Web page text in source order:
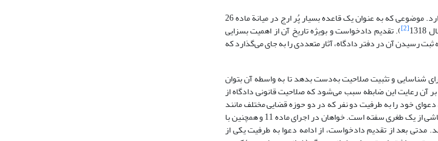
سرنامه بالا در حقوق آیینی و آیین صلاحیت، به مناط صلاحیت دادگاه در تاریخ تقدیم دادخواست شهرت قانونی دارد. موضوعی که به عنوان یک قاعده بسیار پُر ارج در میانة ماده 26
[2] ). تقدیم دادخواست و بویژه تاریخ آن از اهمیت بسزایی
رسیدن آن در دفتر دادگاه، آثار متعددی را به جای می‌گذارد که
ملاک و معیاری زمانی برای شناسایی و تثبیت صلاحیت به‌دست بدهد تا به واسطه آن بتوان
آن رعایت این ضابطه سبب می‌شود که صلاحیت قانونی دادگاه از
خود را به طرفیت دو نفر که در دو حوزه قضایی مختلف مانند
اراک و تبریز اقامت دارند، مطرح کند. موضوع دعوا محکومیت تضامنی خواندگان به پرداخت مبلغ معینی وجه نقد ناشی از یک طغری سفته است. خواهان در اجرای ماده 11 و همچنین با
مدتی بعد از تقدیم دادخواست، از ادامه دعوا به طرفیت یکی از